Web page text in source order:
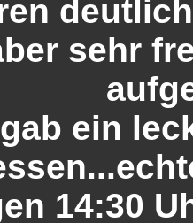
sehr
ein
14:30